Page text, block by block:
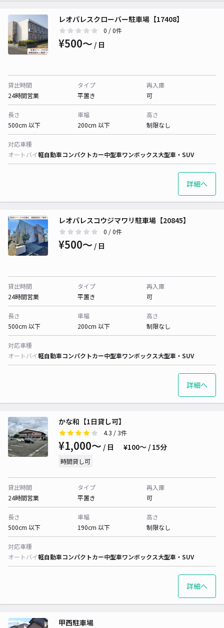
レオパレスクローバー駐車場【17408】
0 / 0件
¥500〜 / 日
貸出時間
24時間営業
タイプ
平置き
再入庫
可
長さ
500cm 以下
車幅
200cm 以下
高さ
制限なし
対応車種
オートバイ軽自動車コンパクトカー中型車ワンボックス大型車・SUV
詳細へ
レオパレスコウジマワリ駐車場【20845】
0 / 0件
¥500〜 / 日
貸出時間
24時間営業
タイプ
平置き
再入庫
可
長さ
500cm 以下
車幅
200cm 以下
高さ
制限なし
対応車種
オートバイ軽自動車コンパクトカー中型車ワンボックス大型車・SUV
詳細へ
かな和【1日貸し可】
4.3 / 3件
¥1,000〜 / 日 ¥100〜 / 15分
時間貸し可
貸出時間
24時間営業
タイプ
平置き
再入庫
可
長さ
500cm 以下
車幅
190cm 以下
高さ
制限なし
対応車種
オートバイ軽自動車コンパクトカー中型車ワンボックス大型車・SUV
詳細へ
甲西駐車場